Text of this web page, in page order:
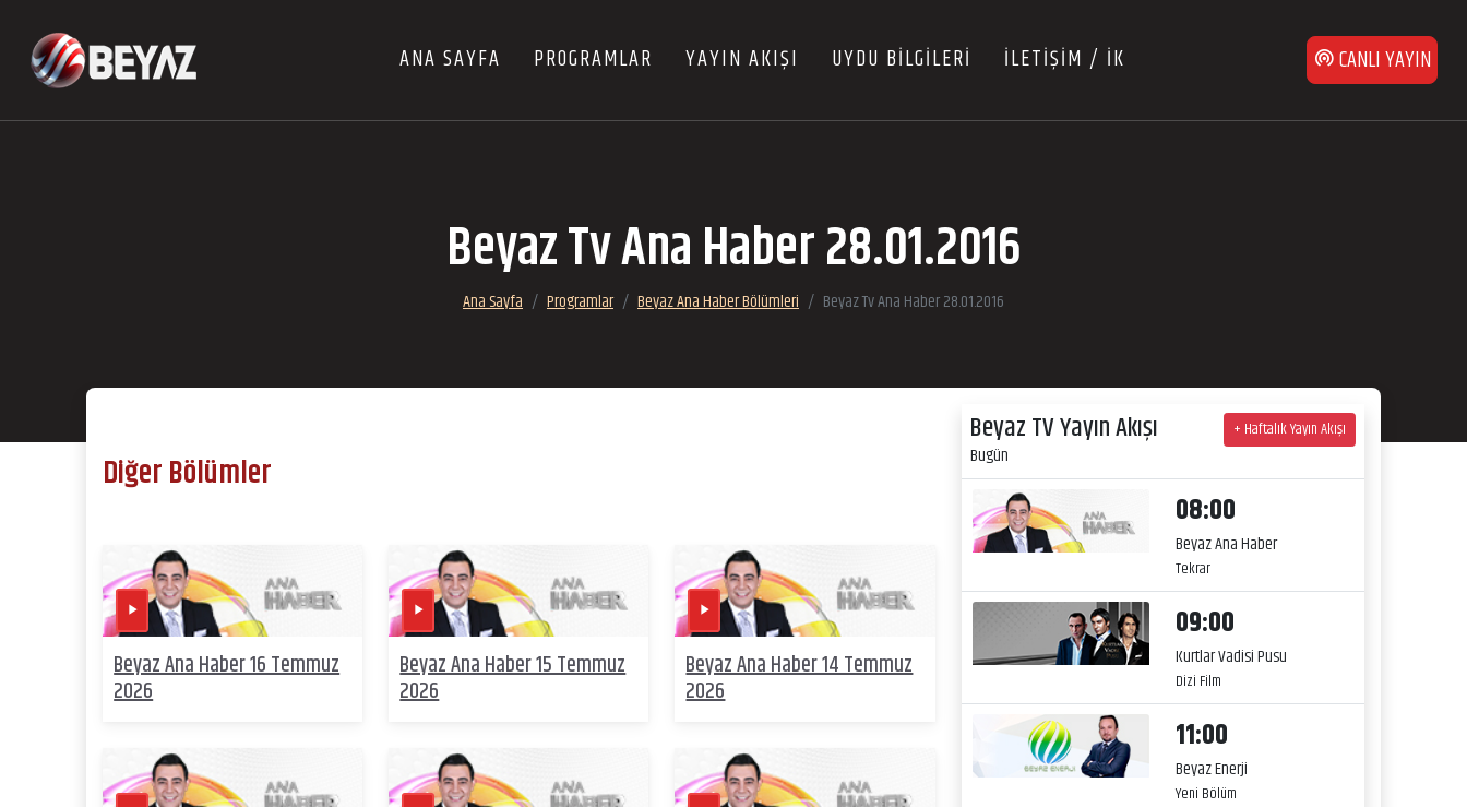
ANA SAYFA PROGRAMLAR YAYIN AKIŞI UYDU BİLGİLERİ İLETİŞİM / İK CANLI YAYIN
Beyaz Tv Ana Haber 28.01.2016
Ana Sayfa Programlar Beyaz Ana Haber Bölümleri Beyaz Tv Ana Haber 28.01.2016
Diğer Bölümler
Beyaz Ana Haber 16 Temmuz
2026
Beyaz Ana Haber 15 Temmuz
2026
Beyaz Ana Haber 14 Temmuz
2026
Beyaz TV Yayın Akışı
Bugün
+ Haftalık Yayın Akışı
08:00
Beyaz Ana Haber
Tekrar
09:00
Kurtlar Vadisi Pusu
Dizi Film
11:00
Beyaz Enerji
Yeni Bölüm